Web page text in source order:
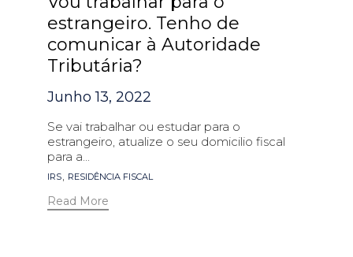
estrangeiro. Tenho de
comunicar à Autoridade
Tributária?
Junho 13, 2022
Se vai trabalhar ou estudar para o
estrangeiro, atualize o seu domicilio fiscal
para a...
Tags
IRS, RESIDÊNCIA FISCAL
Read More